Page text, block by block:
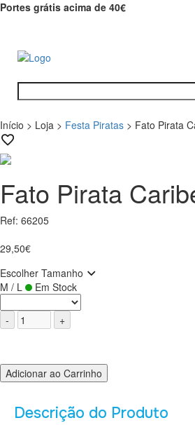
Portes grátis acima de 40€
Início > Loja > Festa Piratas > Fato Pirata
Fato Pirata
Ref: 66205
29,50€
Escolher Tamanho
M / L
Em Stock
Adicionar ao Carrinho
Descrição do Produto